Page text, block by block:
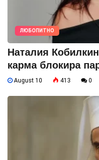
ЛЮБОПИТНО
Наталия
карма блокира
August 10 413 0